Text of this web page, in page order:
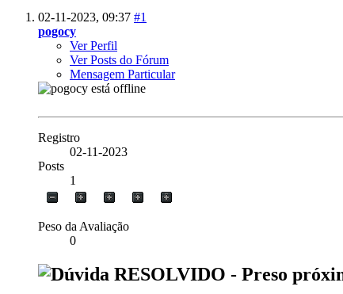
02-11-2023, 09:37 #1
pogocy
Ver Perfil
Ver Posts do Fórum
Mensagem Particular
Registro
02-11-2023
Posts
1
Peso da Avaliação
0
RESOLVIDO - Preso